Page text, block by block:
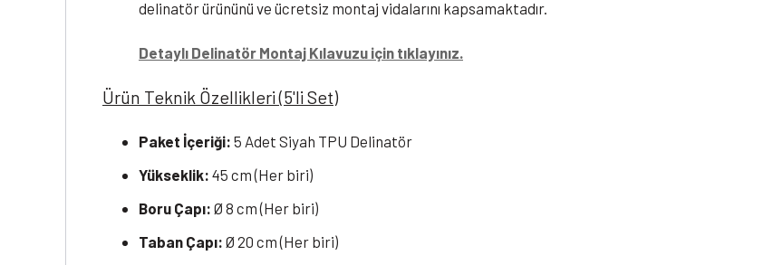
delinatör ürününü ve ücretsiz montaj vidalarını kapsamaktadır.
Detaylı Delinatör Montaj Kılavuzu için tıklayınız.
Ürün Teknik Özellikleri (5'li Set)
Paket İçeriği: 5 Adet Siyah TPU Delinatör
Yükseklik: 45 cm (Her biri)
Boru Çapı: Ø 8 cm (Her biri)
Taban Çapı: Ø 20 cm (Her biri)